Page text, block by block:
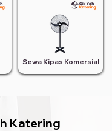
Sewa Kipas Komersial
Katering